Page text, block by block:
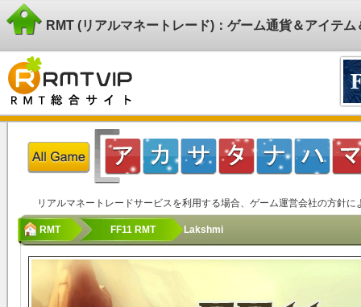
RMT (リアルマネートレード)：ゲーム通貨＆アイテ
リアルマネートレードサービスを利用する場合、ゲーム運営会社の方針
RMT FF11 RMT Lakshmi